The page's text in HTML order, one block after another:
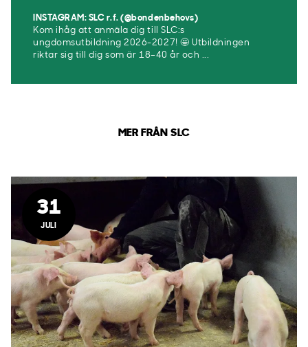
INSTAGRAM: SLC r.f. (@bondenbehovs)
Kom ihåg att anmäla dig till SLC:s
ungdomsutbildning 2026-2027! 🤩 Utbildningen
riktar sig till dig som är 18–40 år och ...
MER FRÅN SLC
31
JULI